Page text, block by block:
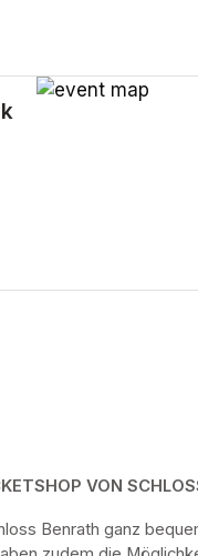
VON
Benrath ganz